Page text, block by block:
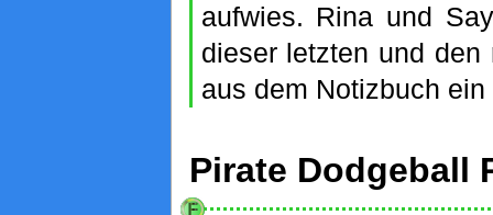
aufwies. Rina und
dieser letzten und den
aus dem Notizbuch ein
Pirate Dodgeball